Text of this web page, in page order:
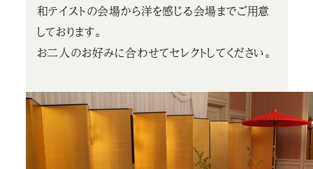
和テイストの会場から洋を感じる会場までご用意
しております。
お二人のお好みに合わせてセレクトしてください。